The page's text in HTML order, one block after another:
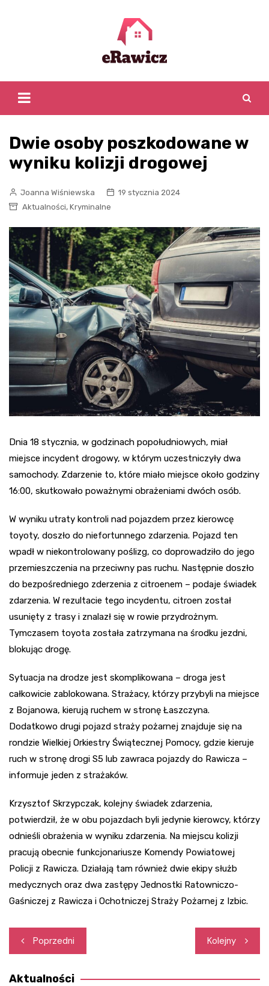
Dwie osoby poszkodowane w
wyniku kolizji drogowej
Joanna Wiśniewska
19 stycznia 2024
Aktualności, Kryminalne
Dnia 18 stycznia, w godzinach popołudniowych, miał
miejsce incydent drogowy, w którym uczestniczyły dwa
samochody. Zdarzenie to, które miało miejsce około godziny
16:00, skutkowało poważnymi obrażeniami dwóch osób.
W wyniku utraty kontroli nad pojazdem przez kierowcę
toyoty, doszło do niefortunnego zdarzenia. Pojazd ten
wpadł w niekontrolowany poślizg, co doprowadziło do jego
przemieszczenia na przeciwny pas ruchu. Następnie doszło
do bezpośredniego zderzenia z citroenem – podaje świadek
zdarzenia. W rezultacie tego incydentu, citroen został
usunięty z trasy i znalazł się w rowie przydrożnym.
Tymczasem toyota została zatrzymana na środku jezdni,
blokując drogę.
Sytuacja na drodze jest skomplikowana – droga jest
całkowicie zablokowana. Strażacy, którzy przybyli na miejsce
z Bojanowa, kierują ruchem w stronę Łaszczyna.
Dodatkowo drugi pojazd straży pożarnej znajduje się na
rondzie Wielkiej Orkiestry Świątecznej Pomocy, gdzie kieruje
ruch w stronę drogi S5 lub zawraca pojazdy do Rawicza –
informuje jeden z strażaków.
Krzysztof Skrzypczak, kolejny świadek zdarzenia,
potwierdził, że w obu pojazdach byli jedynie kierowcy, którzy
odnieśli obrażenia w wyniku zdarzenia. Na miejscu kolizji
pracują obecnie funkcjonariusze Komendy Powiatowej
Policji z Rawicza. Działają tam również dwie ekipy służb
medycznych oraz dwa zastępy Jednostki Ratowniczo-
Gaśniczej z Rawicza i Ochotniczej Straży Pożarnej z Izbic.
Nawigacja
wpisu
Poprzedni Kolejny
Aktualności